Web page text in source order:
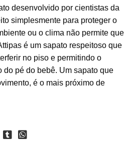
desenvolvido por cientistas da
simplesmente para proteger o
ou o clima não permite que
é um sapato respeitoso que
no piso e permitindo o
do pé do bebê. Um sapato que
é o mais próximo de